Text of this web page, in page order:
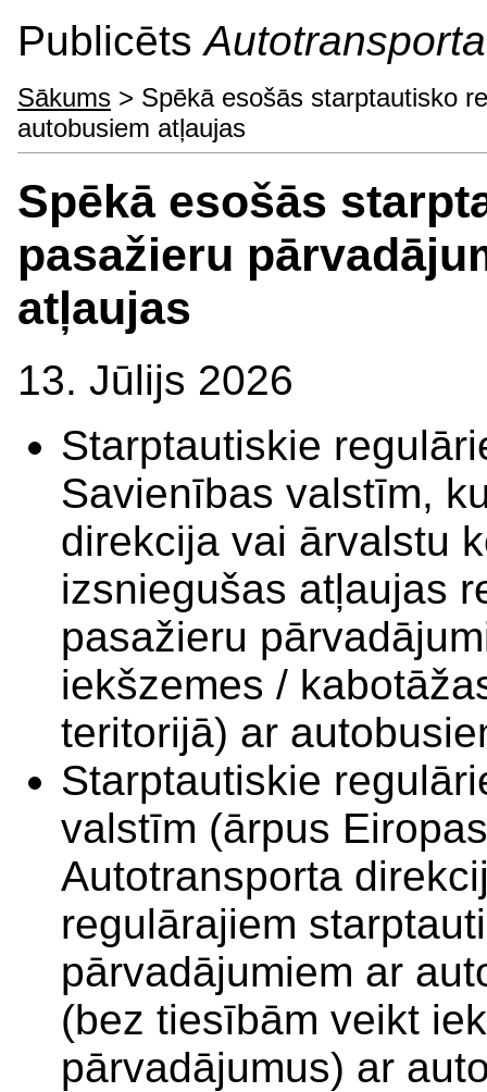
Publicēts
Sākums > Spēkā esošās starptautisko
autobusiem atļaujas
Spēkā esošās
pasažieru
atļaujas
13. Jūlijs 2026
Starptautiskie
Savienības valstīm,
direkcija vai ārvalstu
izsniegušas atļaujas
pasažieru
iekšzemes /
teritorijā) ar
Starptautiskie
valstīm (ārpus
Autotransporta
regulārajiem
pārvadājumiem ar
(bez tiesībām veikt
pārvadājumus) ar